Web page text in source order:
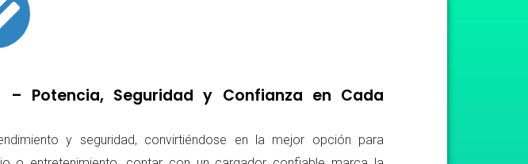
Potencia, Seguridad y Confianza en Cada
y seguridad, convirtiéndose en la mejor opción para